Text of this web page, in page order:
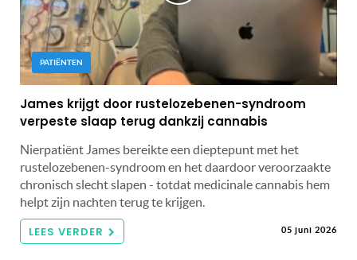
PATIËNTEN
James krijgt door rustelozebenen-syndroom
verpeste slaap terug dankzij cannabis
Nierpatiënt James bereikte een dieptepunt met het
rustelozebenen-syndroom en het daardoor veroorzaakte
chronisch slecht slapen - totdat medicinale cannabis hem
helpt zijn nachten terug te krijgen.
LEES VERDER 05 juni 2026